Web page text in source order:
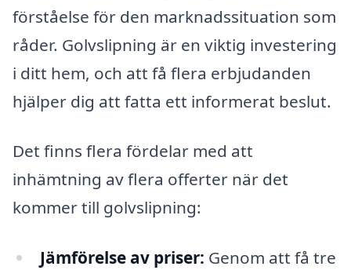
förståelse för den marknadssituation som
råder. Golvslipning är en viktig investering
i ditt hem, och att få flera erbjudanden
hjälper dig att fatta ett informerat beslut.
Det finns flera fördelar med att
inhämtning av flera offerter när det
kommer till golvslipning:
Jämförelse av priser: Genom att få tre